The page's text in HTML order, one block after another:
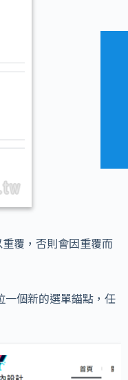
覆，否則會因重覆而
一個新的選單錨點，任